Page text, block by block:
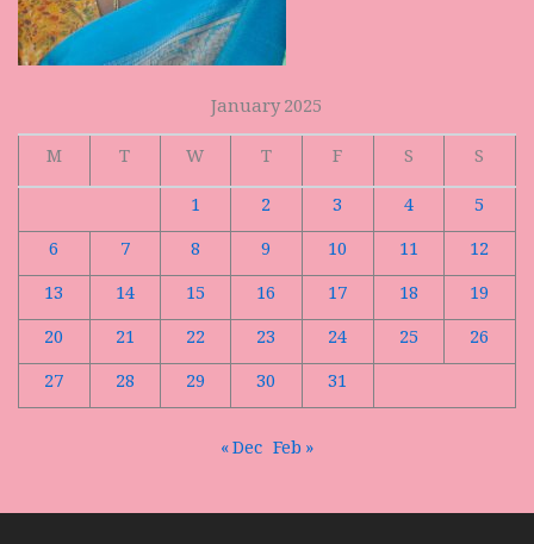
January 2025
M
T W T F S
S
1
2 3 4
5
6
7 8 9 10 11
12
13
14 15 16 17 18
19
20
21 22 23 24 25
26
27
28 29 30 31
« Dec Feb »